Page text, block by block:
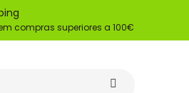
compras superiores a 100€